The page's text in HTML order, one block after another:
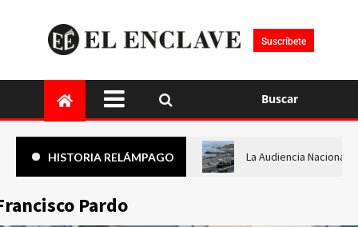
Suscríbete
Buscar
HISTORIA RELÁMPAGO La Audiencia Nacional
Pardo